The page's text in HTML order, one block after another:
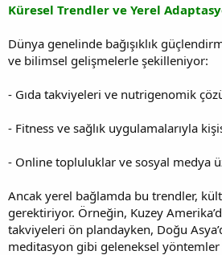
Küresel Trendler ve Yerel
Dünya genelinde bağışıklık
ve bilimsel gelişmelerle şekilleniyor:
- Gıda takviyeleri ve nutrigenomik
- Fitness ve sağlık uygulamalarıyla
- Online topluluklar ve sosyal medya
Ancak yerel bağlamda bu trendler,
gerektiriyor. Örneğin, Kuzey
takviyeleri ön plandayken, Doğu
meditasyon gibi geleneksel